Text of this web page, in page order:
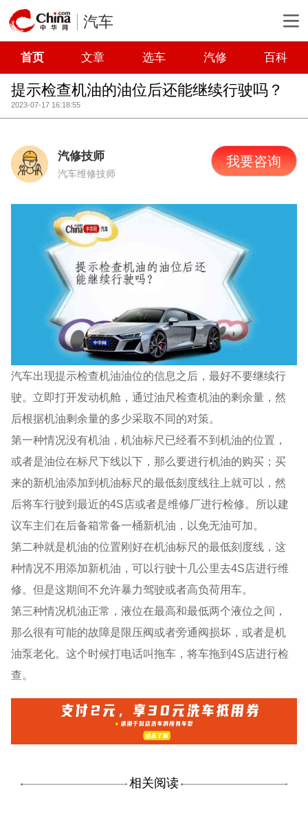
汽车
首页 文章 选车 汽修 百科
提示检查机油的油位后还能继续行驶吗？
2023-07-17 16:18:55
汽修技师
汽车维修技师
我要咨询
汽车出现提示检查机油油位的信息之后，最好不要继续行
驶。立即打开发动机舱，通过油尺检查机油的剩余量，然
后根据机油剩余量的多少采取不同的对策。
第一种情况没有机油，机油标尺已经看不到机油的位置，
或者是油位在标尺下线以下，那么要进行机油的购买；买
来的新机油添加到机油标尺的最低刻度线往上就可以，然
后将车行驶到最近的4S店或者是维修厂进行检修。所以建
议车主们在后备箱常备一桶新机油，以免无油可加。
第二种就是机油的位置刚好在机油标尺的最低刻度线，这
种情况不用添加新机油，可以行驶十几公里去4S店进行维
修。但是这期间不允许暴力驾驶或者高负荷用车。
第三种情况机油正常，液位在最高和最低两个液位之间，
那么很有可能的故障是限压阀或者旁通阀损坏，或者是机
油泵老化。这个时候打电话叫拖车，将车拖到4S店进行检
查。
相关阅读